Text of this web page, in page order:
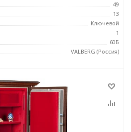
49
13
Ключевой
1
60Б
VALBERG (Россия)